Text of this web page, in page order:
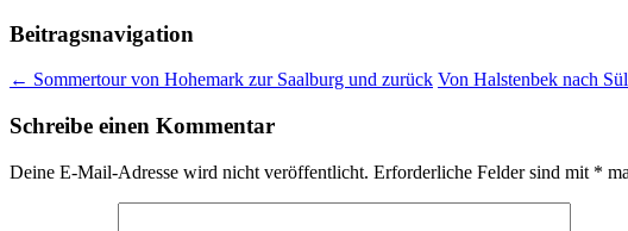
Beitragsnavigation
← Sommertour von Hohemark zur Saalburg und zurück Von Halstenbek nach
Schreibe einen Kommentar
Deine E-Mail-Adresse wird nicht veröffentlicht. Erforderliche Felder sind mit *